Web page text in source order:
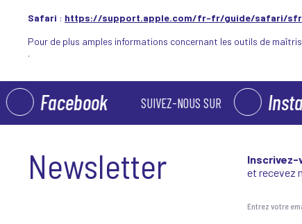
Safari : https://support.apple.com/fr-fr/guide/safari/
Pour de plus amples informations concernant les outils de
.
Facebook SUIVEZ-NOUS SUR
Newsletter
et recevez
Entrez votre